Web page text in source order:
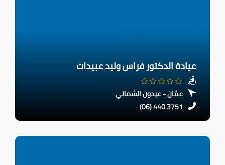
عيادة الدكتور فراس وليد عبيدات
عمّان - عبدون الشمالي
(06) 440 3751